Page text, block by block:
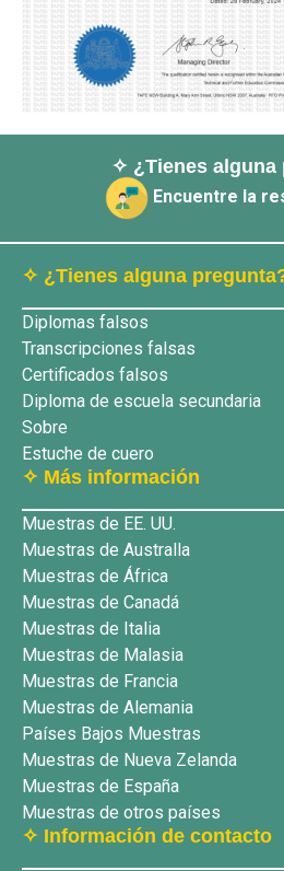
✧ ¿Tienes alguna
Encuentre la
✧ ¿Tienes alguna
Diplomas falsos
Transcripciones falsas
Certificados falsos
Diploma de escuela secundaria
Sobre
Estuche de cuero
✧ Más información
Muestras de EE. UU.
Muestras de Australla
Muestras de África
Muestras de Canadá
Muestras de Italia
Muestras de Malasia
Muestras de Francia
Muestras de Alemania
Países Bajos Muestras
Muestras de Nueva Zelanda
Muestras de España
Muestras de otros países
✧ Información de contacto